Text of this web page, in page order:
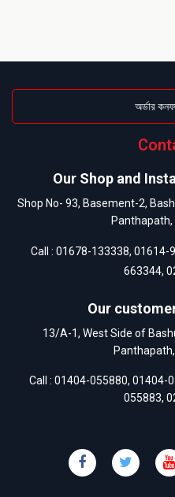
অর্ডার
Our Shop and
Shop No- 93, Basement-2,
Panthapath,
Call : 01678-133338, 01614-
663344,
Our
13/A-1, West Side of
Call : 01404-055880, 01404-
055883,